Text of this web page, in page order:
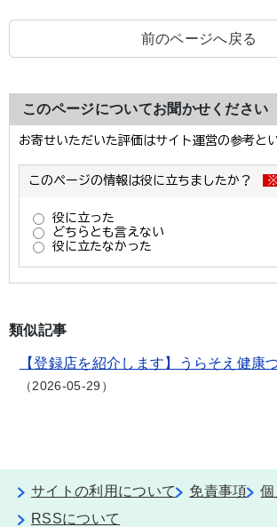
前のページへ戻る
このページについてお聞かせください
類似記事
【登録店を紹介します】うらそえ健康
2026-05-29
サイトの利用について 免責事項
RSSについて